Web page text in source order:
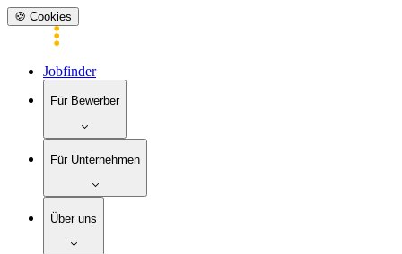
🍪 Cookies
Jobfinder
Für Bewerber
Für Unternehmen
Über uns